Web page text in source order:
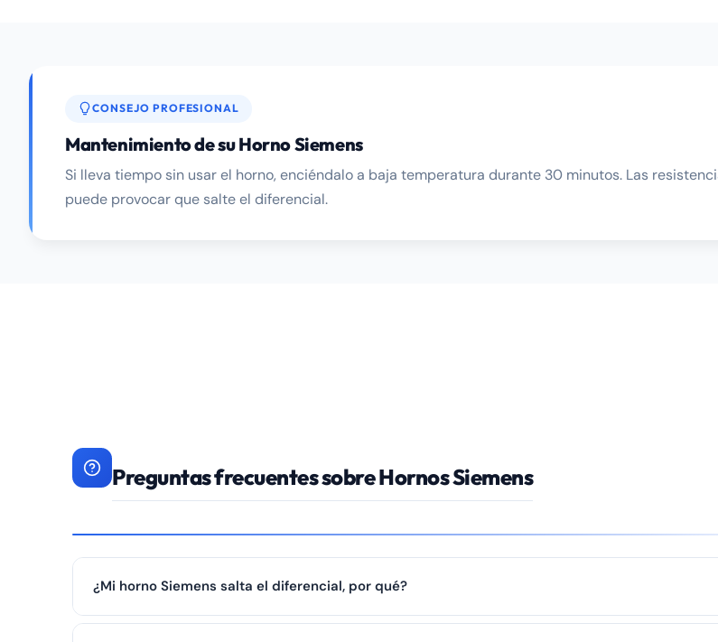
CONSEJO PROFESIONAL
Mantenimiento de su Horno Siemens
Si lleva tiempo sin usar el horno, enciéndalo a baja temperatura durante 30 minutos. Las
puede provocar que salte el diferencial.
Preguntas frecuentes sobre Hornos Siemens
¿Mi horno Siemens salta el diferencial, por qué?